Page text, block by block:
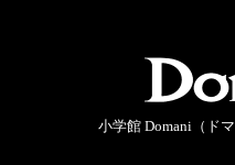
小学館 Domani（ド